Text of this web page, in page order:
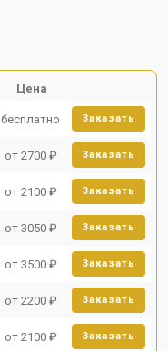
Цена
бесплатно Заказать
от 2700 ₽ Заказать
от 2100 ₽ Заказать
от 3050 ₽ Заказать
от 3500 ₽ Заказать
от 2200 ₽ Заказать
от 2100 ₽ Заказать